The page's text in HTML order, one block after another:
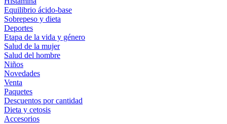
Equilibrio ácido-base
Sobrepeso y dieta
Deportes
Etapa de la vida y género
Salud de la mujer
Salud del hombre
Niños
Novedades
Venta
Paquetes
Descuentos por cantidad
Dieta y cetosis
Accesorios